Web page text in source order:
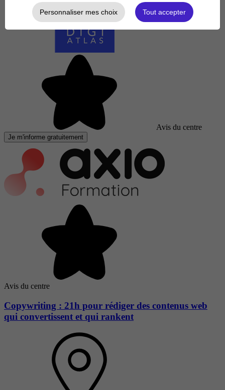
Avis du centre
Je m'informe gratuitement
Avis du centre
Copywriting : 21h pour rédiger des contenus web
qui convertissent et qui rankent
Personnaliser mes choix Tout accepter